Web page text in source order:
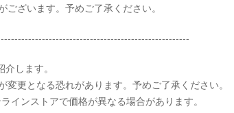
ざいます。予めご了承ください。
します。
更となる恐れがあります。予めご了承ください。
インストアで価格が異なる場合があります。